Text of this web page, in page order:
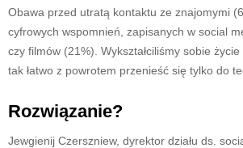
Obawa przed utratą kontaktu ze znajomymi
cyfrowych wspomnień, zapisanych w social
czy filmów (21%). Wykształciliśmy sobie
tak łatwo z powrotem przenieść się tylko do
Rozwiązanie?
Jewgienij Czerszniew, dyrektor działu ds.